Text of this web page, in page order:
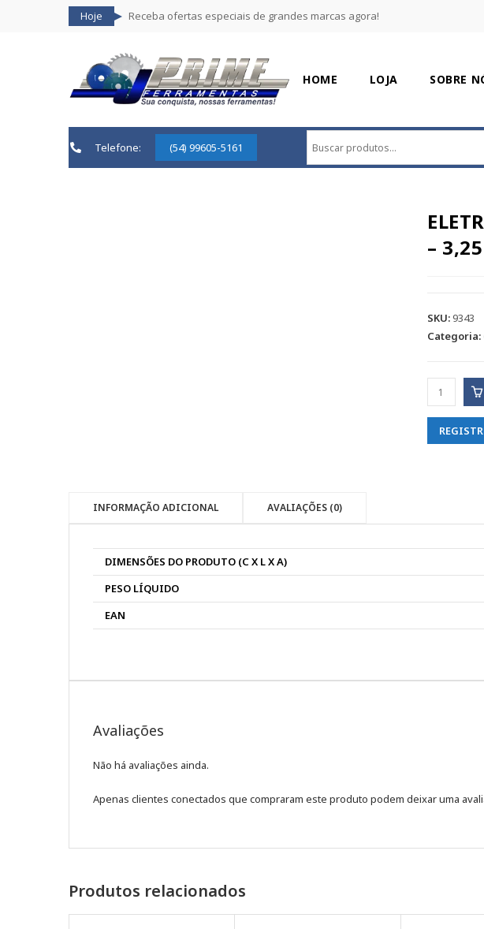
Hoje Receba ofertas especiais de grandes marcas agora!
HOME LOJA SOBRE
Telefone: (54) 99605-5161
–
SKU:9343
Categoria:
INFORMAÇÃO ADICIONAL AVALIAÇÕES (0)
DIMENSÕES DO PRODUTO (C X L X A)
PESO LÍQUIDO
EAN
Avaliações
Não há avaliações ainda.
Apenas clientes conectados que compraram este produto podem deixar uma
Produtos relacionados